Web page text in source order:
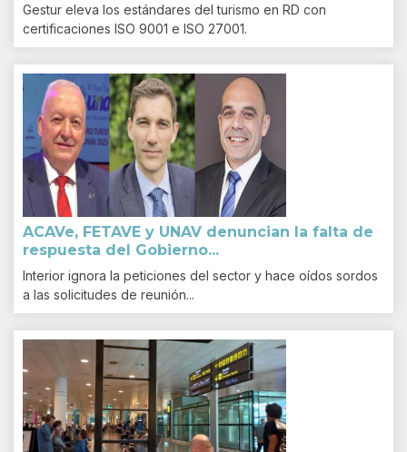
Gestur eleva los estándares del turismo en RD con
certificaciones ISO 9001 e ISO 27001.
ACAVe, FETAVE y UNAV denuncian la falta de
respuesta del Gobierno...
Interior ignora la peticiones del sector y hace oídos sordos
a las solicitudes de reunión...